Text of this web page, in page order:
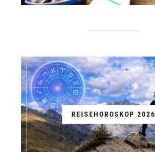
REISEHOROSKOP 2026